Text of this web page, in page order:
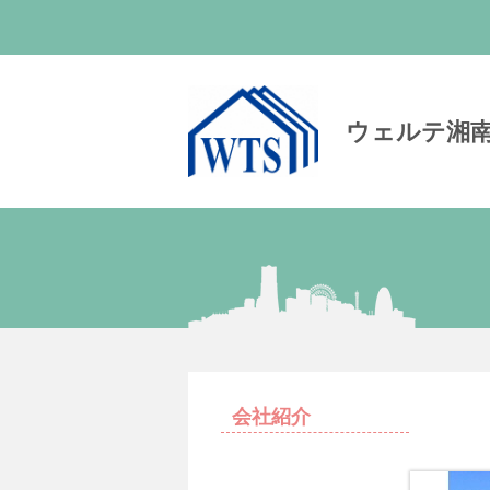
ウェルテ湘
会社紹介